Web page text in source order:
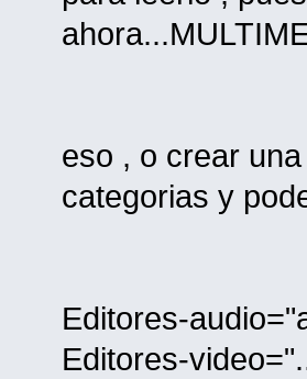
eso , o crear
categorias y
Editores-
Editores-